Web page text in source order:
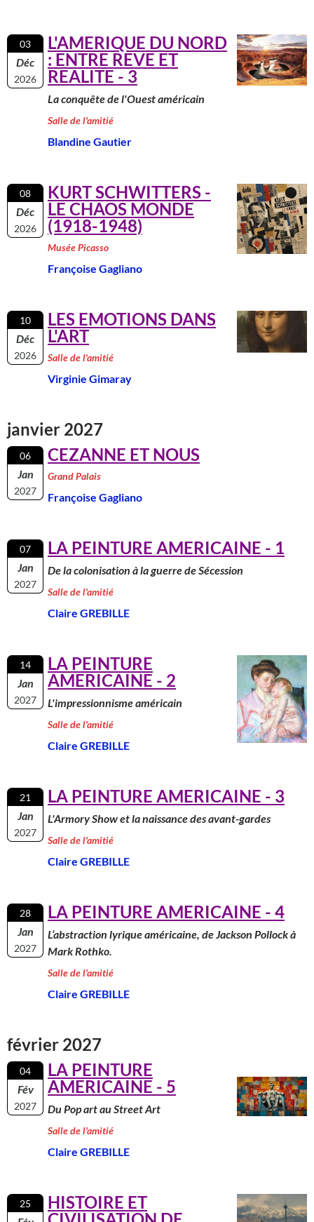
03
Déc
2026
L'AMERIQUE DU NORD
: ENTRE REVE ET
REALITE - 3
La conquête de l'Ouest américain
Salle de l'amitié
Blandine Gautier
08
Déc
2026
KURT SCHWITTERS -
LE CHAOS MONDE
(1918-1948)
Musée Picasso
Françoise Gagliano
10
Déc
2026
LES EMOTIONS DANS
L'ART
Salle de l'amitié
Virginie Gimaray
janvier 2027
06
Jan
2027
CEZANNE ET NOUS
Grand Palais
Françoise Gagliano
07
Jan
2027
LA PEINTURE AMERICAINE - 1
De la colonisation à la guerre de Sécession
Salle de l'amitié
Claire GREBILLE
14
Jan
2027
LA PEINTURE
AMERICAINE - 2
L'impressionnisme américain
Salle de l'amitié
Claire GREBILLE
21
Jan
2027
LA PEINTURE AMERICAINE - 3
L'Armory Show et la naissance des avant-gardes
Salle de l'amitié
Claire GREBILLE
28
Jan
2027
LA PEINTURE AMERICAINE - 4
L’abstraction lyrique américaine, de Jackson Pollock à
Mark Rothko.
Salle de l'amitié
Claire GREBILLE
février 2027
04
Fév
2027
LA PEINTURE
AMERICAINE - 5
Du Pop art au Street Art
Salle de l'amitié
Claire GREBILLE
25
HISTOIRE ET